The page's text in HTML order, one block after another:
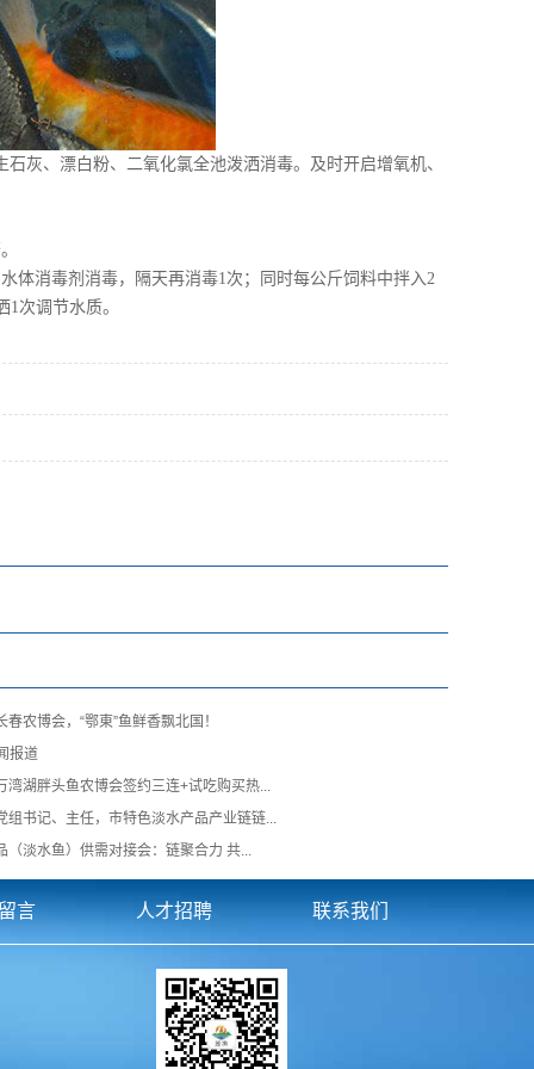
灰、漂白粉、二氧化氯全池泼洒消毒。及时开启增氧机、
体消毒剂消毒，隔天再消毒1次；同时每公斤饲料中拌入2
次调节水质。
农博会，“鄂東”鱼鲜香飘北国！
报道
湾湖胖头鱼农博会签约三连+试吃购买热...
组书记、主任，市特色淡水产品产业链链...
（淡水鱼）供需对接会：链聚合力 共...
言 人才招聘 联系我们